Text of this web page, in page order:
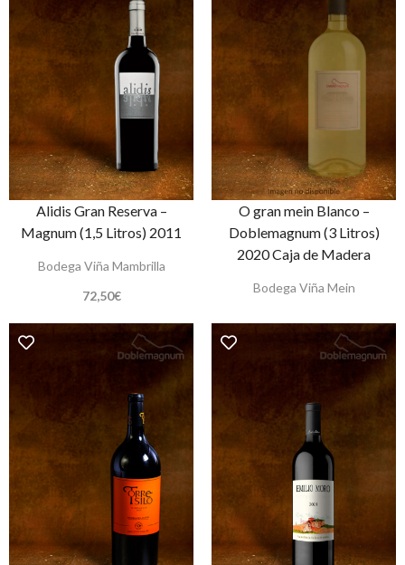
Alidis Gran Reserva –
Magnum (1,5 Litros) 2011
Bodega Viña Mambrilla
72,50€
O gran mein Blanco –
Doblemagnum (3 Litros)
2020 Caja de Madera
Bodega Viña Mein